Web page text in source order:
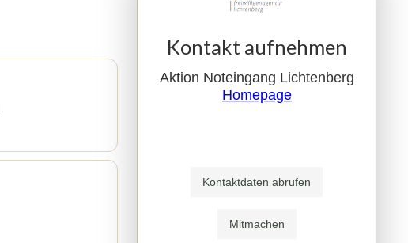
Kontakt aufnehmen
Aktion Noteingang Lichtenberg
Homepage